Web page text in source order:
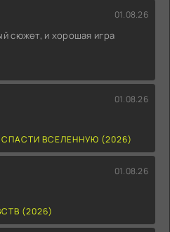
01.08.26
сюжет, и хорошая игра
01.08.26
ВСЕЛЕННУЮ (2026)
01.08.26
(2026)